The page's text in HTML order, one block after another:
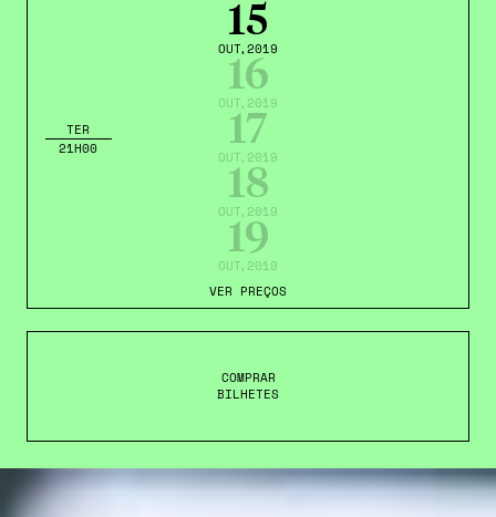
15
OUT,2019
16
OUT,2019
17
OUT,2019
18
OUT,2019
19
OUT,2019
TER
21H00
VER PREÇOS
COMPRAR
BILHETES